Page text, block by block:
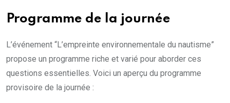
Programme de la journée
L’événement “L’empreinte environnementale du nautisme”
propose un programme riche et varié pour aborder ces
questions essentielles. Voici un aperçu du programme
provisoire de la journée :